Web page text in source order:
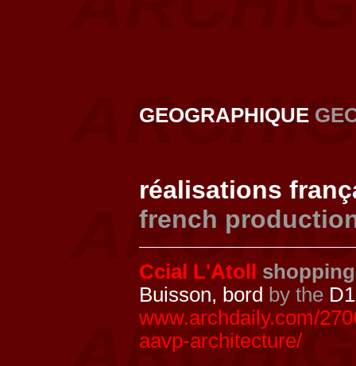
GEOGRAPHIQUE
réalisations
french
Ccial L'Atoll
Buisson, bord by the
www.archdaily.com/
aavp-architecture/